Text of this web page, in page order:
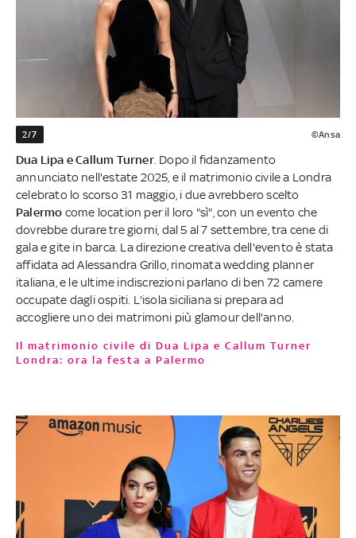
2/7 ©Ansa
Dua Lipa e Callum Turner. Dopo il fidanzamento
annunciato nell'estate 2025, e il matrimonio civile a Londra
celebrato lo scorso 31 maggio, i due avrebbero scelto
Palermo come location per il loro "sì", con un evento che
dovrebbe durare tre giorni, dal 5 al 7 settembre, tra cene di
gala e gite in barca. La direzione creativa dell'evento è stata
affidata ad Alessandra Grillo, rinomata wedding planner
italiana, e le ultime indiscrezioni parlano di ben 72 camere
occupate dagli ospiti. L'isola siciliana si prepara ad
accogliere uno dei matrimoni più glamour dell'anno.
Il matrimonio civile di Dua Lipa e Callum Turner
Londra: ora la festa a Palermo